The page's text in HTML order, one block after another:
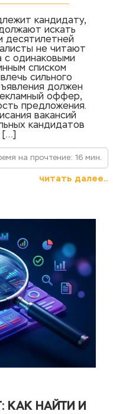
кандидату,
искать
десятилетней
не читают
с одинаковыми
списком
сильного
должен
оффер,
предложения.
вакансий
кандидатов
на прочтение: 16 мин.
читать далее..
КАК НАЙТИ И